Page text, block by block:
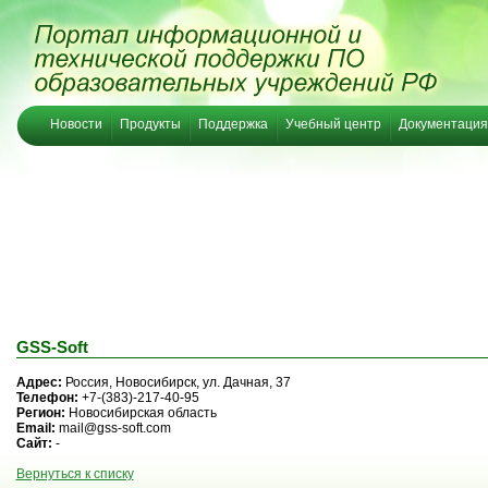
Новости Продукты Поддержка Учебный центр Документация
GSS-Soft
Адрес: Россия, Новосибирск, ул. Дачная, 37
Телефон: +7-(383)-217-40-95
Регион: Новосибирская область
Email: mail@gss-soft.com
Сайт: -
Вернуться к списку